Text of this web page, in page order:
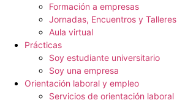
Formación a empresas
Jornadas, Encuentros y Talleres
Aula virtual
Prácticas
Soy estudiante universitario
Soy una empresa
Orientación laboral y empleo
Servicios de orientación laboral